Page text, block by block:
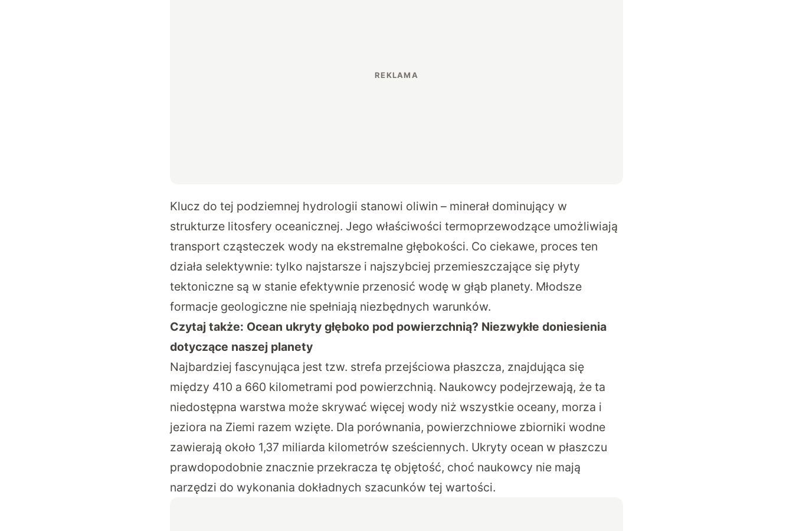
Klucz do tej podziemnej hydrologii stanowi oliwin – minerał dominujący w
strukturze litosfery oceanicznej. Jego właściwości termoprzewodzące umożliwiają
transport cząsteczek wody na ekstremalne głębokości. Co ciekawe, proces ten
działa selektywnie: tylko najstarsze i najszybciej przemieszczające się płyty
tektoniczne są w stanie efektywnie przenosić wodę w głąb planety. Młodsze
formacje geologiczne nie spełniają niezbędnych warunków.
Czytaj także: Ocean ukryty głęboko pod powierzchnią? Niezwykłe doniesienia
dotyczące naszej planety
Najbardziej fascynująca jest tzw. strefa przejściowa płaszcza, znajdująca się
między 410 a 660 kilometrami pod powierzchnią. Naukowcy podejrzewają, że ta
niedostępna warstwa może skrywać więcej wody niż wszystkie oceany, morza i
jeziora na Ziemi razem wzięte. Dla porównania, powierzchniowe zbiorniki wodne
zawierają około 1,37 miliarda kilometrów sześciennych. Ukryty ocean w płaszczu
prawdopodobnie znacznie przekracza tę objętość, choć naukowcy nie mają
narzędzi do wykonania dokładnych szacunków tej wartości.